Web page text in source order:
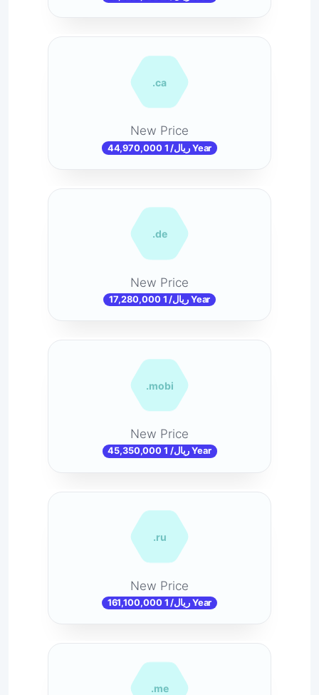
.ca
New Price
44,970,000 ریال/ 1 Year
.de
New Price
17,280,000 ریال/ 1 Year
.mobi
New Price
45,350,000 ریال/ 1 Year
.ru
New Price
161,100,000 ریال/ 1 Year
.me